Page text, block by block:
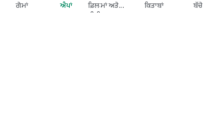
ਗੇਮਾਂ ਐਪਾਂ
ਫ਼ਿਲਮਾਂ ਅਤੇ
ਟੀਵੀ
ਕਿਤਾਬਾਂ ਬੱਚੇ